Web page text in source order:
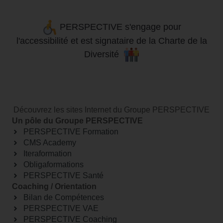
PERSPECTIVE s'engage pour
l'accessibilité et est signataire de la Charte de la
Diversité
Découvrez les sites Internet du Groupe PERSPECTIVE
Un pôle du Groupe PERSPECTIVE
PERSPECTIVE Formation
CMS Academy
Iteraformation
Obligaformations
PERSPECTIVE Santé
Coaching / Orientation
Bilan de Compétences
PERSPECTIVE VAE
PERSPECTIVE Coaching